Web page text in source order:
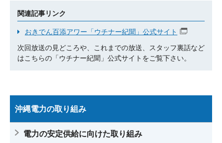
関連記事リンク
おきでん百添アワー「ウチナー紀聞」公式サイト
次回放送の見どころや、これまでの放送、スタッフ裏話など
はこちらの「ウチナー紀聞」公式サイトをご覧下さい。
沖縄電力の取り組み
電力の安定供給に向けた取り組み